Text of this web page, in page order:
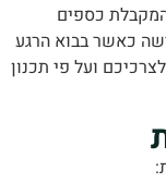
כספים
בבוא הרגע
ועל פי תכנון